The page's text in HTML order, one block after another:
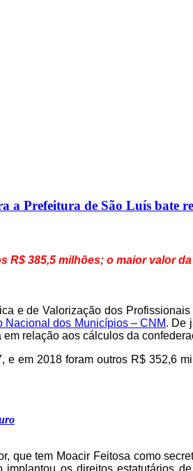
Prefeitura de São Luís bate
R$ 385,5 milhões; o maior valor
e de Valorização dos
Nacional dos Municípios – CNM. De
relação aos cálculos da
em 2018 foram outros R$ 352,6
que tem Moacir Feitosa como
os direitos estatutários